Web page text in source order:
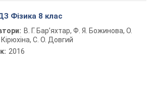
Фізика 8 клас
В. Г. Бар’яхтар, Ф. Я. Божинова, О.
С. О. Довгий
2016